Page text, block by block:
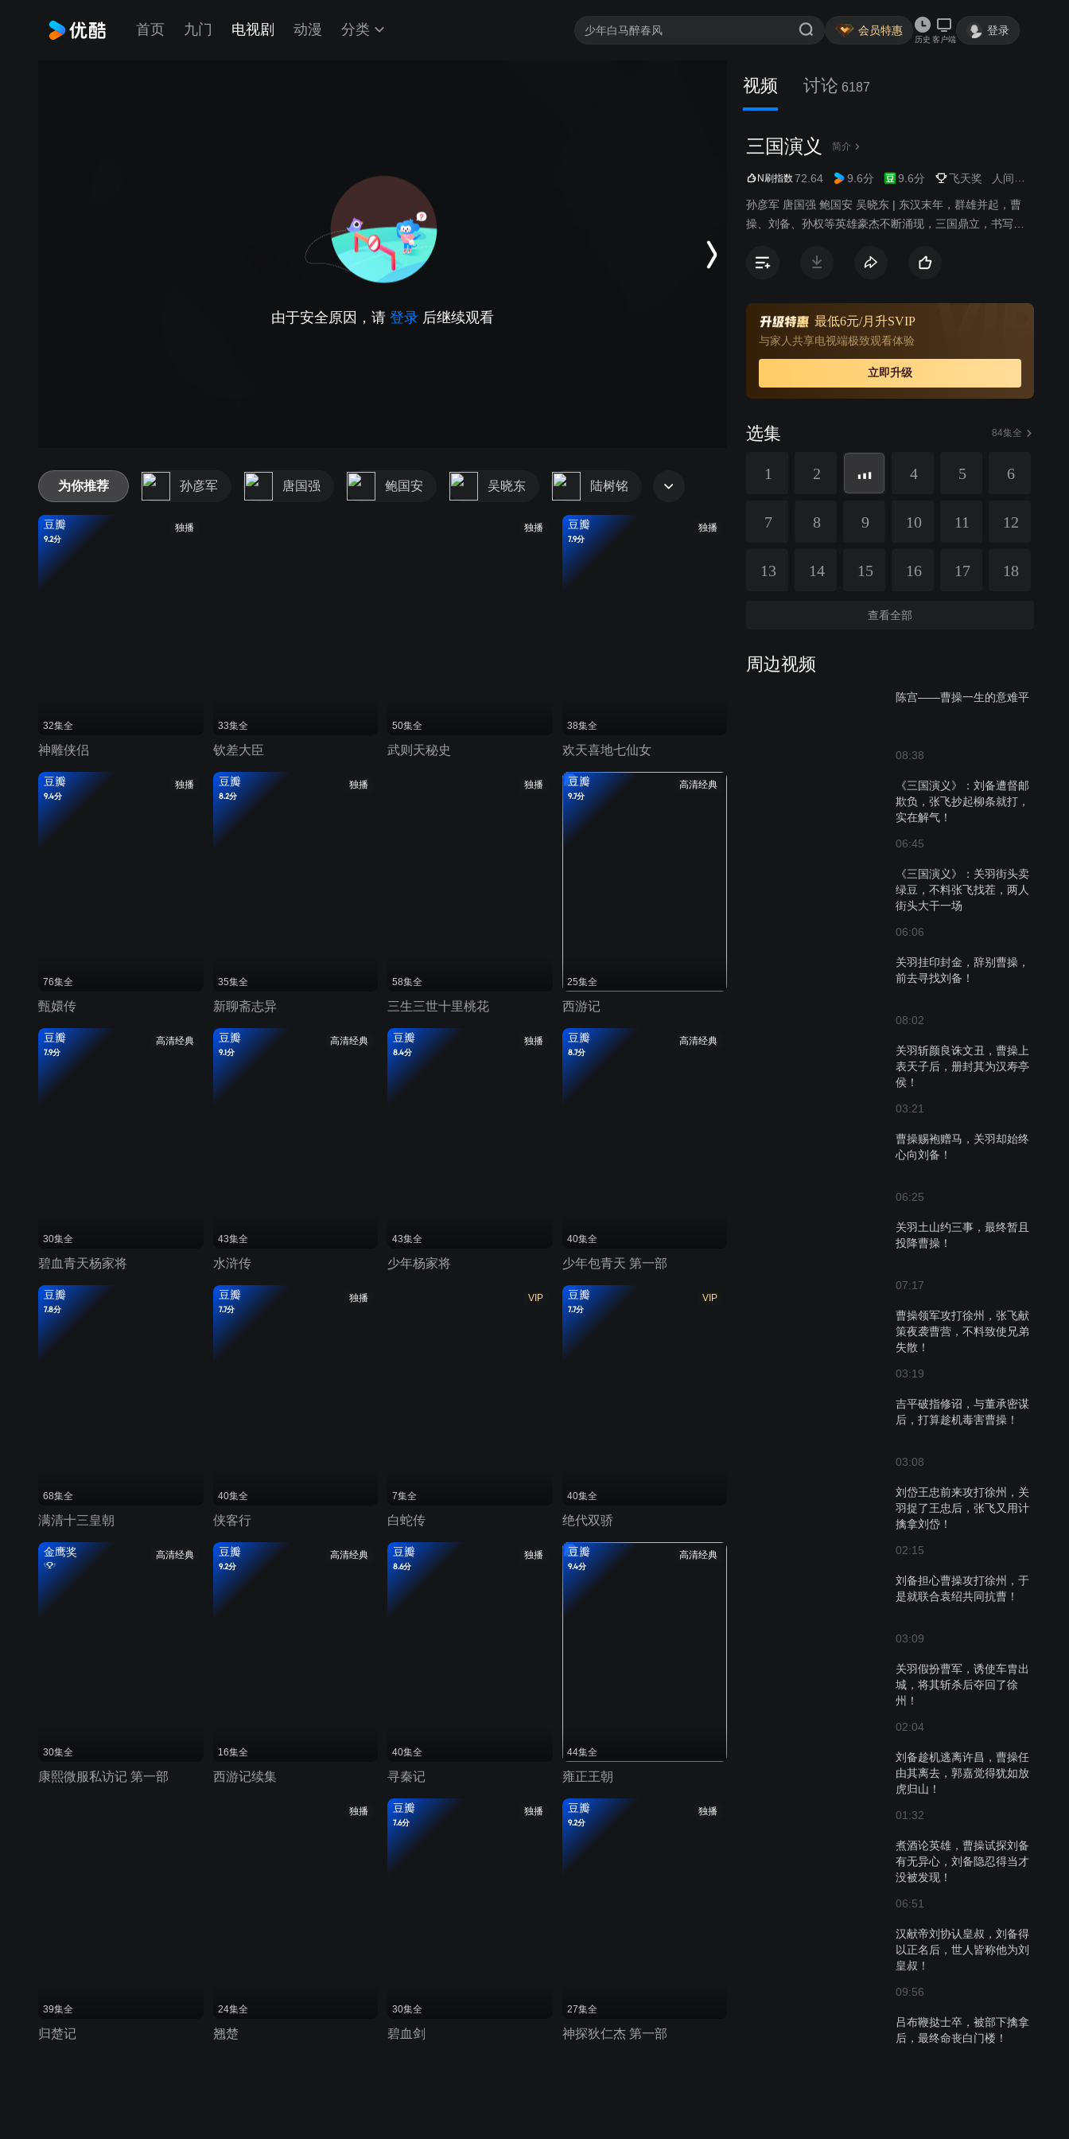
首页 九门 电视剧 动漫 分类 会员特惠
历史 客户端
登录
由于安全原因，请 登录 后继续观看
视频 讨论 6187
三国演义 简介
N刷指数72.64 9.6分 9.6分 飞天奖 人间宝酷
孙彦军 唐国强 鲍国安 吴晓东 | 东汉末年，群雄并起，曹
操、刘备、孙权等英雄豪杰不断涌现，三国鼎立，书写传
最低6元/月升SVIP
与家人共享电视端极致观看体验
立即升级
选集 84集全
1 2 4 5 6
7 8 9 10 11 12
13 14 15 16 17 18
查看全部
周边视频
陈宫——曹操一生的意难平
08:38
《三国演义》：刘备遭督邮
欺负，张飞抄起柳条就打，
实在解气！
06:45
《三国演义》：关羽街头卖
绿豆，不料张飞找茬，两人
街头大干一场
06:06
关羽挂印封金，辞别曹操，
前去寻找刘备！
08:02
关羽斩颜良诛文丑，曹操上
表天子后，册封其为汉寿亭
侯！
03:21
曹操赐袍赠马，关羽却始终
心向刘备！
06:25
关羽土山约三事，最终暂且
投降曹操！
07:17
曹操领军攻打徐州，张飞献
策夜袭曹营，不料致使兄弟
失散！
03:19
吉平破指修诏，与董承密谋
后，打算趁机毒害曹操！
03:08
刘岱王忠前来攻打徐州，关
羽捉了王忠后，张飞又用计
擒拿刘岱！
02:15
刘备担心曹操攻打徐州，于
是就联合袁绍共同抗曹！
03:09
关羽假扮曹军，诱使车胄出
城，将其斩杀后夺回了徐
州！
02:04
刘备趁机逃离许昌，曹操任
由其离去，郭嘉觉得犹如放
虎归山！
01:32
煮酒论英雄，曹操试探刘备
有无异心，刘备隐忍得当才
没被发现！
06:51
汉献帝刘协认皇叔，刘备得
以正名后，世人皆称他为刘
皇叔！
09:56
吕布鞭挞士卒，被部下擒拿
后，最终命丧白门楼！
为你推荐 孙彦军 唐国强 鲍国安 吴晓东 陆树铭
独播
豆瓣
9.2分
32集全
神雕侠侣
33集全
钦差大臣
独播
50集全
武则天秘史
独播
豆瓣
7.9分
38集全
欢天喜地七仙女
独播
豆瓣
9.4分
76集全
甄嬛传
独播
豆瓣
8.2分
35集全
新聊斋志异
独播
58集全
三生三世十里桃花
高清经典
豆瓣
9.7分
25集全
西游记
高清经典
豆瓣
7.9分
30集全
碧血青天杨家将
高清经典
豆瓣
9.1分
43集全
水浒传
独播
豆瓣
8.4分
43集全
少年杨家将
高清经典
豆瓣
8.7分
40集全
少年包青天 第一部
豆瓣
7.8分
68集全
满清十三皇朝
独播
豆瓣
7.7分
40集全
侠客行
VIP
7集全
白蛇传
VIP
豆瓣
7.7分
40集全
绝代双骄
高清经典
金鹰奖
30集全
康熙微服私访记 第一部
高清经典
豆瓣
9.2分
16集全
西游记续集
独播
豆瓣
8.6分
40集全
寻秦记
高清经典
豆瓣
9.4分
44集全
雍正王朝
39集全
归楚记
独播
24集全
翘楚
独播
豆瓣
7.6分
30集全
碧血剑
独播
豆瓣
9.2分
27集全
神探狄仁杰 第一部